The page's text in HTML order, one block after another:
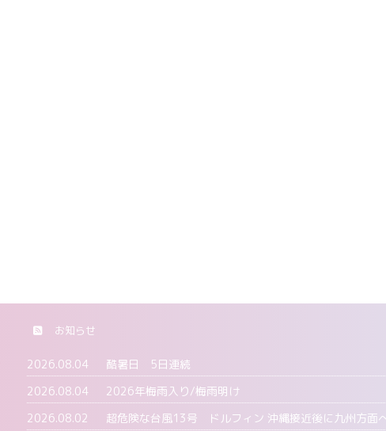
お知らせ
2026.08.04
酷暑日 5日連続
2026.08.04
2026年梅雨入り/梅雨明け
2026.08.02
超危険な台風13号 ドルフィン 沖縄接近後に九州方面